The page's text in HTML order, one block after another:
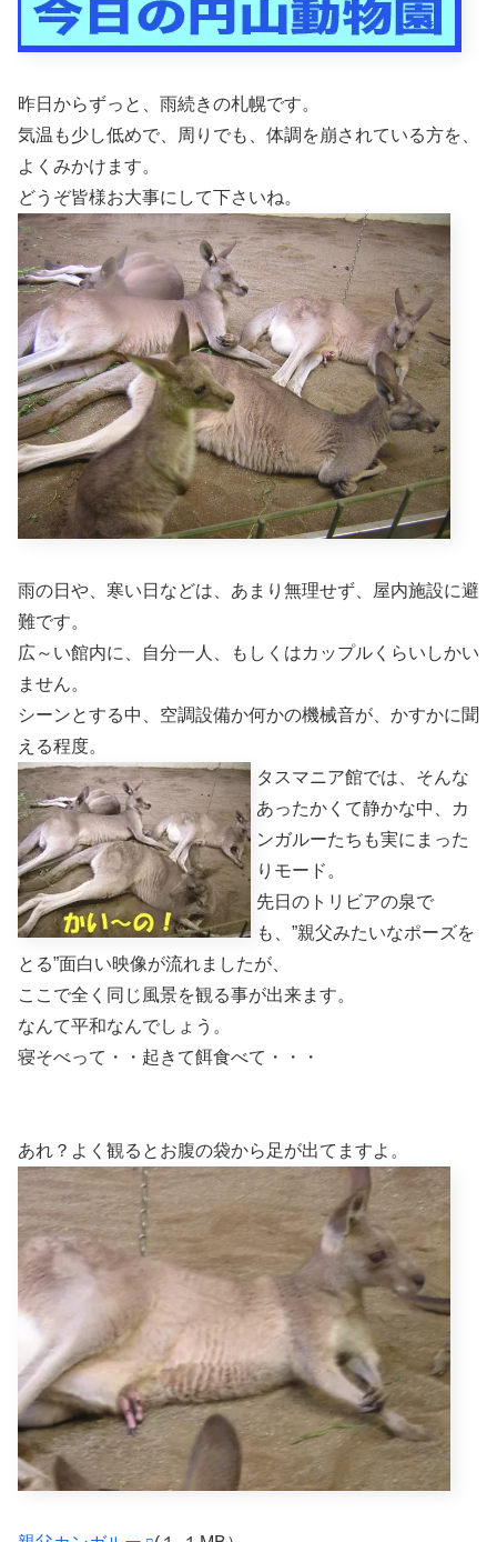
昨日からずっと、雨続きの札幌です。
気温も少し低めで、周りでも、体調を崩されている方を、
よくみかけます。
どうぞ皆様お大事にして下さいね。
雨の日や、寒い日などは、あまり無理せず、屋内施設に避
難です。
広～い館内に、自分一人、もしくはカップルくらいしかい
ません。
シーンとする中、空調設備か何かの機械音が、かすかに聞
える程度。
タスマニア館では、そんな
あったかくて静かな中、カ
ンガルーたちも実にまった
りモード。
先日のトリビアの泉で
も、”親父みたいなポーズを
とる”面白い映像が流れましたが、
ここで全く同じ風景を観る事が出来ます。
なんて平和なんでしょう。
寝そべって・・起きて餌食べて・・・
あれ？よく観るとお腹の袋から足が出てますよ。